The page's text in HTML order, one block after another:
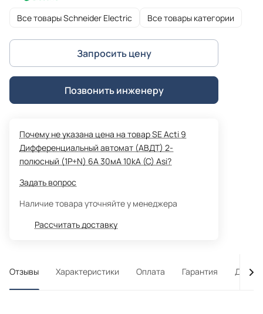
Все товары Schneider Electric Все товары категории
Запросить цену
Позвонить инженеру
Почему не указана цена на товар SE Acti 9
Дифференциальный автомат (АВДТ) 2-
полюсный (1P+N) 6А 30мА 10kA (C) Asi?
Задать вопрос
Наличие товара уточняйте у менеджера
Рассчитать доставку
Отзывы Характеристики Оплата Гарантия